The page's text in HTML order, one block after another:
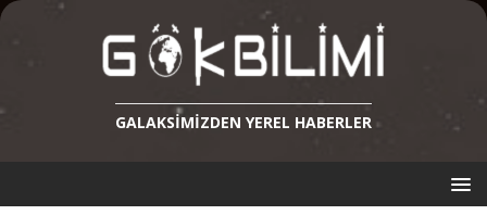
GALAKSIMIZDEN YEREL HABERLER